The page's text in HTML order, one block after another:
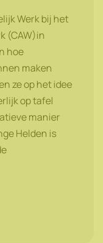
Werk bij het
(CAW)in
hoe
maken
ze op het idee
op tafel
manier
Helden is